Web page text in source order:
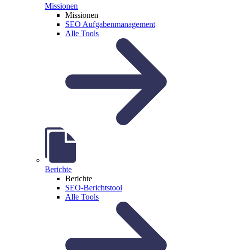
Missionen
Missionen
SEO Aufgabenmanagement
Alle Tools
Berichte
Berichte
SEO-Berichtstool
Alle Tools